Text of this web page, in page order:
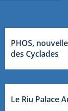
PHOS,
des Cyclades
Le Riu Palace